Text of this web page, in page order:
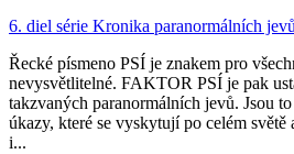
6. diel série Kronika paranormálních jevů
Řecké písmeno PSÍ je znakem pro
nevysvětlitelné. FAKTOR PSÍ je pak
takzvaných paranormálních jevů. Jsou
úkazy, které se vyskytují po celém
i...